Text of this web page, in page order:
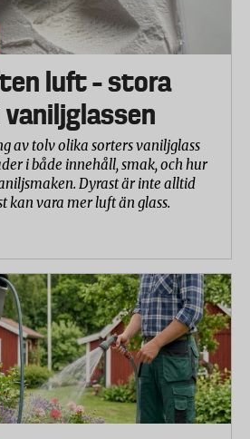
luft – stora
av tolv olika sorters vaniljglass
i både innehåll, smak, och hur
Dyrast är inte alltid
kan vara mer luft än glass.